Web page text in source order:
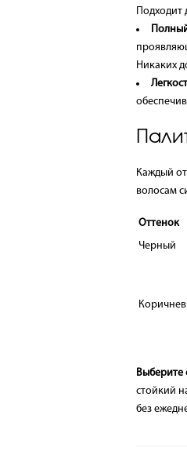
Подходит
Никаких
Каждый
волосам
Оттенок
Черный
Выберите
стойкий
без